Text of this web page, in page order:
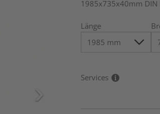
1985x735x40mm
Länge
Services